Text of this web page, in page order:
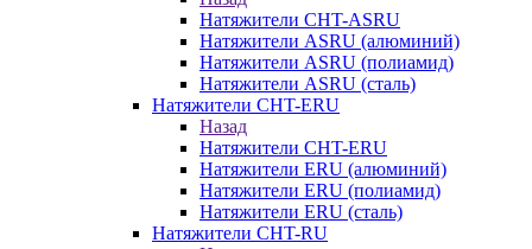
Натяжители CHT-ASRU
Натяжители ASRU (алюминий)
Натяжители ASRU (полиамид)
Натяжители ASRU (сталь)
Натяжители CHT-ERU
Назад
Натяжители CHT-ERU
Натяжители ERU (алюминий)
Натяжители ERU (полиамид)
Натяжители ERU (сталь)
Натяжители CHT-RU